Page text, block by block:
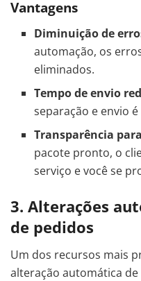
Vantagens
Diminuição de
automação, os
eliminados.
Tempo de envio
separação e envio
Transparência
pacote pronto, o
serviço e você se
3. Alterações
de pedidos
Um dos recursos mais
alteração automática